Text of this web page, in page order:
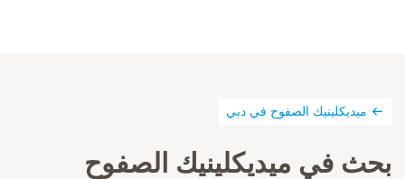
ميديكلينيك الصفوح في دبي
بحث في ميديكلينيك الصفوح